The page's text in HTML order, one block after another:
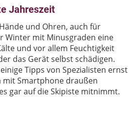
Jahreszeit
und Ohren, auch für
Winter mit Minusgraden eine
und vor allem Feuchtigkeit
das Gerät selbst schädigen.
Tipps von Spezialisten ernst
mit Smartphone draußen
gar auf die Skipiste mitnimmt.